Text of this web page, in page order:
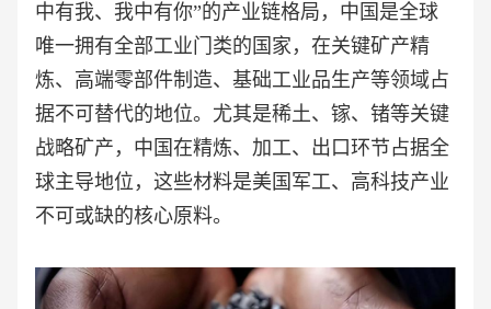
中有我、我中有你”的产业链格局，中国是全球
唯一拥有全部工业门类的国家，在关键矿产精
炼、高端零部件制造、基础工业品生产等领域占
据不可替代的地位。尤其是稀土、镓、锗等关键
战略矿产，中国在精炼、加工、出口环节占据全
球主导地位，这些材料是美国军工、高科技产业
不可或缺的核心原料。